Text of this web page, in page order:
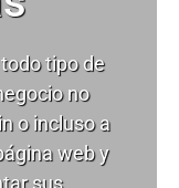
tipo de
no
o incluso a
web y
sus